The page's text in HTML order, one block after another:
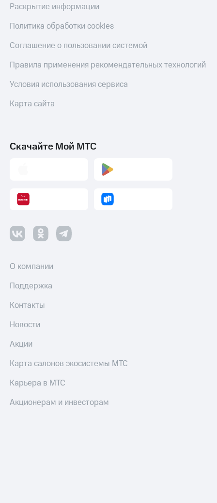
Раскрытие информации
Политика обработки cookies
Соглашение о пользовании системой
Правила применения рекомендательных технологий
Условия использования сервиса
Карта сайта
Скачайте Мой МТС
О компании
Поддержка
Контакты
Новости
Акции
Карта салонов экосистемы МТС
Карьера в МТС
Акционерам и инвесторам